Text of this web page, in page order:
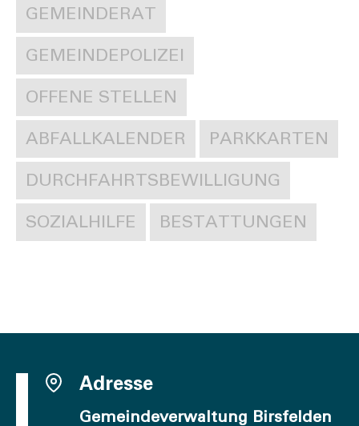
GEMEINDERAT
GEMEINDEPOLIZEI
OFFENE STELLEN
ABFALLKALENDER PARKKARTEN
DURCHFAHRTSBEWILLIGUNG
SOZIALHILFE BESTATTUNGEN
Adresse
Gemeindeverwaltung Birsfelden